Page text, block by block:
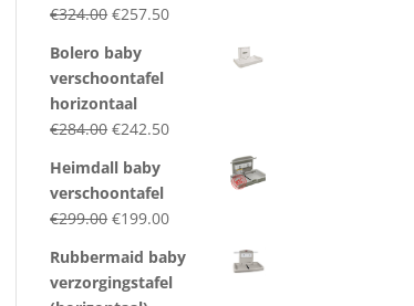
€324.00 Original
was:
€324.00.
€257.50Current
Bolero baby
verschoontafel
horizontaal
€284.00 Original
was:
€284.00.
€242.50Current
Heimdall baby
verschoontafel
€299.00 Original
was:
€299.00.
€199.00Current
is:
€199.00.
Rubbermaid baby
verzorgingstafel